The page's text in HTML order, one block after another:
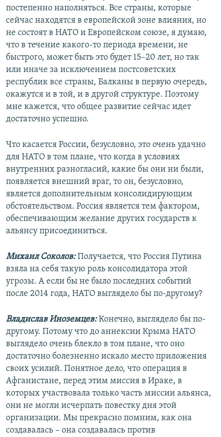
постепенно наполняться. Все страны, которые
сейчас находятся в европейской зоне влияния, но
не состоят в НАТО и Европейском союзе, я думаю,
что в течение какого-то периода времени, не
быстрого, может быть это будет 15–20 лет, но так
или иначе за исключением постсоветских
республик все страны, Балканы в первую очередь,
окажутся и в той, и в другой структуре. Поэтому
мне кажется, что общее развитие сейчас идет
достаточно успешно.
Что касается России, безусловно, это очень удачно
для НАТО в том плане, что когда в условиях
внутренних разногласий, какие бы они ни были,
появляется внешний враг, то он, безусловно,
является дополнительным консолидирующим
обстоятельством. Россия является тем фактором,
обеспечивающим желание других государств к
альянсу присоединиться.
Михаил Соколов:Получается, что Россия Путина
взяла на себя такую роль консолидатора этой
угрозы. А если бы не было последних событий
после 2014 года, НАТО выглядело бы по-другому?
Владислав Иноземцев:Конечно, выглядело бы по-
другому. Потому что до аннексии Крыма НАТО
выглядело очень блекло в том плане, что оно
достаточно болезненно искало место приложения
своих усилий. Понятное дело, что операция в
Афганистане, перед этим миссия в Ираке, в
которых участвовала только часть миссии альянса,
они не могли исчерпать повестку дня этой
организации. Мы прекрасно помним, как она
создавалась – она создавалась против